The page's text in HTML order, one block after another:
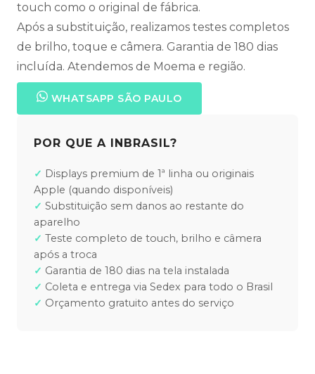
touch como o original de fábrica.
Após a substituição, realizamos testes completos
de brilho, toque e câmera. Garantia de 180 dias
incluída. Atendemos de Moema e região.
WHATSAPP SÃO PAULO
POR QUE A INBRASIL?
Displays premium de 1ª linha ou originais
Apple (quando disponíveis)
Substituição sem danos ao restante do
aparelho
Teste completo de touch, brilho e câmera
após a troca
Garantia de 180 dias na tela instalada
Coleta e entrega via Sedex para todo o Brasil
Orçamento gratuito antes do serviço